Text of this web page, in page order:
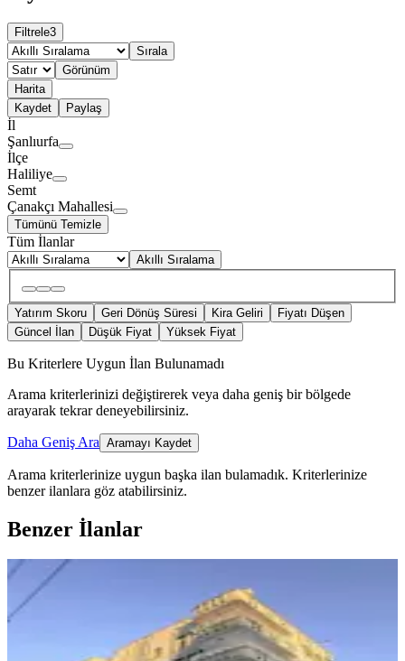
Filtrele3
Sırala
Görünüm
Harita
Kaydet
Paylaş
İl
Şanlıurfa
İlçe
Haliliye
Semt
Çanakçı Mahallesi
Tümünü Temizle
Tüm İlanlar
Akıllı Sıralama
Yatırım Skoru Geri Dönüş Süresi Kira Geliri
Fiyatı Düşen
Güncel İlan
Düşük Fiyat Yüksek Fiyat
Bu Kriterlere Uygun İlan Bulunamadı
Arama kriterlerinizi değiştirerek veya daha geniş bir bölgede
arayarak tekrar deneyebilirsiniz.
Daha Geniş Ara Aramayı Kaydet
Arama kriterlerinize uygun başka ilan bulamadık. Kriterlerinize
benzer ilanlara göz atabilirsiniz.
Benzer İlanlar
ÖNE ÇIKAN
Noktam Gayrimenkulden 4+1 Satılık
Haliliye, Hamidiye Mahallesi